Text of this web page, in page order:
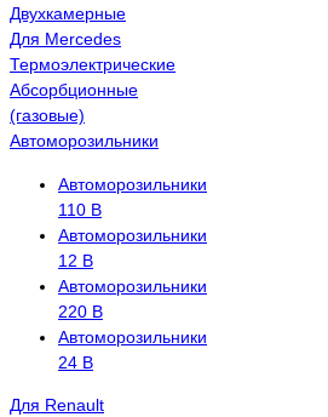
Двухкамерные
Для Mercedes
Термоэлектрические
Абсорбционные
(газовые)
Автоморозильники
Автоморозильники
110 В
Автоморозильники
12 В
Автоморозильники
220 В
Автоморозильники
24 В
Для Renault